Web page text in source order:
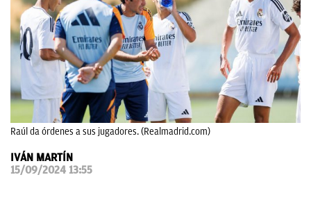
PAPARAZZI
OKDIARIO
Raúl da órdenes a sus jugadores. (Realmadrid.com)
IVÁN MARTÍN
15/09/2024 13:55